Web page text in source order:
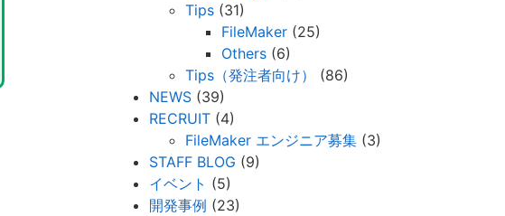
Tips (31)
FileMaker (25)
Others (6)
Tips（発注者向け）
(86)
NEWS (39)
RECRUIT (4)
FileMaker エンジニア募集 (3)
STAFF BLOG (9)
イベント (5)
開発事例 (23)